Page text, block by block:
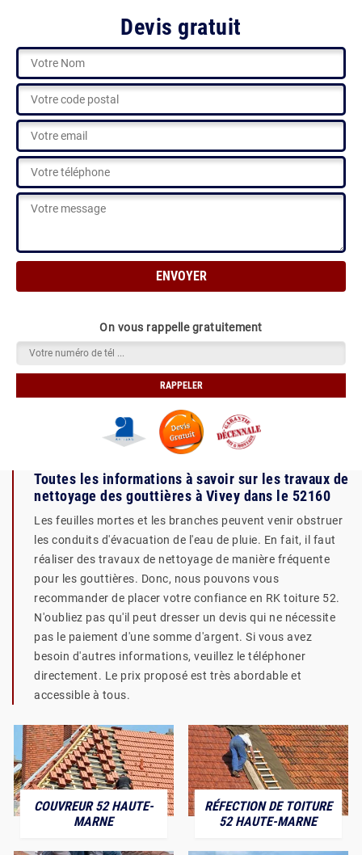
Devis gratuit
On vous rappelle gratuitement
Toutes les informations à savoir sur les travaux de
nettoyage des gouttières à Vivey dans le 52160
Les feuilles mortes et les branches peuvent venir obstruer
les conduits d'évacuation de l'eau de pluie. En fait, il faut
réaliser des travaux de nettoyage de manière fréquente
pour les gouttières. Donc, nous pouvons vous
recommander de placer votre confiance en RK toiture 52.
N'oubliez pas qu'il peut dresser un devis qui ne nécessite
pas le paiement d'une somme d'argent. Si vous avez
besoin d'autres informations, veuillez le téléphoner
directement. Le prix proposé est très abordable et
accessible à tous.
COUVREUR 52 HAUTE-
MARNE
RÉFECTION DE TOITURE
52 HAUTE-MARNE